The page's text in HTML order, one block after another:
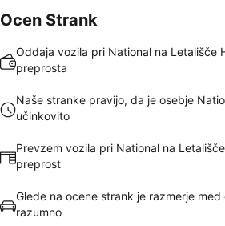
Ocen Strank
Oddaja vozila pri National na Letališče
preprosta
Naše stranke pravijo, da je osebje
učinkovito
Prevzem vozila pri National na
preprost
Glede na ocene strank je razmerje
razumno